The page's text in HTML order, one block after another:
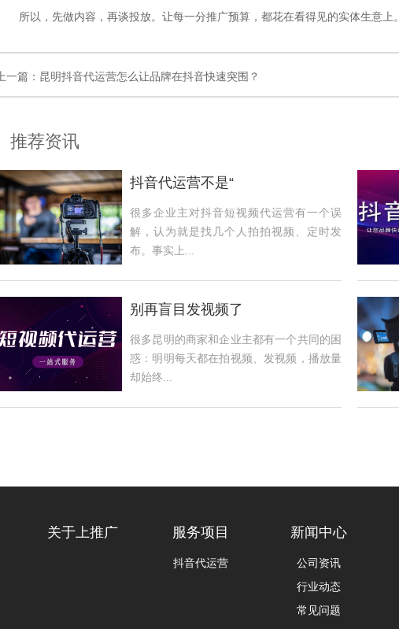
所以，先做内容，再谈投放。让每一分推广预算，都花在看得见的实体生意上。
上一篇： 昆明抖音代运营怎么让品牌在抖音快速突围？
推荐资讯
抖音代运营不是“
很多企业主对抖音短视频代运营有一个误
解，认为就是找几个人拍拍视频、定时发
布。事实上...
别再盲目发视频了
很多昆明的商家和企业主都有一个共同的困
惑：明明每天都在拍视频、发视频，播放量
却始终...
关于上推广 服务项目
抖音代运营
新闻中心
公司资讯
行业动态
常见问题